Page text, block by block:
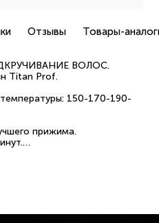
Отзывы Товары-
ВОЛОС.
Titan Prof.
150-170-190-
прижима.
360⁰.